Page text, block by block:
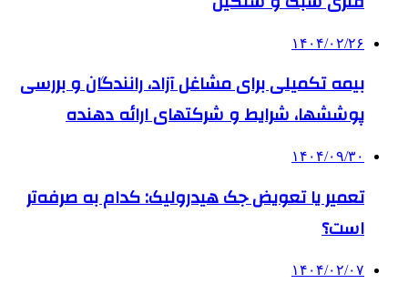
۱۴۰۴/۰۲/۲۶
بیمه تکمیلی برای مشاغل آزاد، رانندگان و بررسی
پوششها، شرایط و شرکتهای ارائه دهنده
۱۴۰۴/۰۹/۳۰
تعمیر یا تعویض جک هیدرولیک: کدام به صرفه‌تر
است؟
۱۴۰۴/۰۲/۰۷